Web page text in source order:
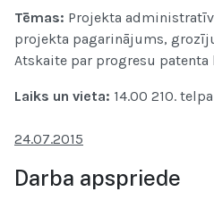
Tēmas: Projekta
projekta pagarinājums,
Atskaite par progresu patenta
Laiks un vieta: 14.00 210. telpa
24.07.2015
Darba apspriede